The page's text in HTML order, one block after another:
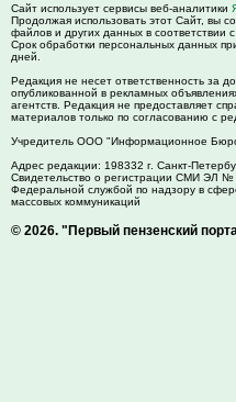
Сайт использует сервисы веб-аналитики
Продолжая использовать этот Сайт, вы
файлов и других данных в соответствии
Срок обработки персональных данных
дней.
Редакция не несет ответственность за
опубликованной в рекламных
агентств. Редакция не предоставляет
материалов только по согласованию с
Учредитель ООО "Информационное
Адрес редакции: 198332 г. Санкт-
Свидетельство о регистрации СМИ ЭЛ
Федеральной службой по надзору в
массовых коммуникаций
© 2026. "Первый пензенский